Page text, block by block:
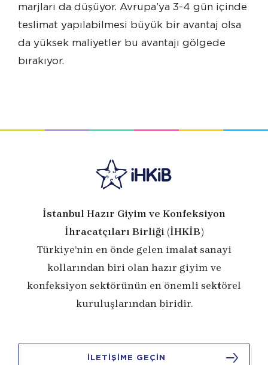
marjları da düşüyor. Avrupa’ya 3-4 gün içinde
teslimat yapılabilmesi büyük bir avantaj olsa
da yüksek maliyetler bu avantajı gölgede
bırakıyor.
İstanbul Hazır Giyim ve Konfeksiyon
İhracatçıları Birliği (İHKİB)
Türkiye’nin en önde gelen imalat sanayi
kollarından biri olan hazır giyim ve
konfeksiyon sektörünün en önemli sektörel
kuruluşlarından biridir.
İLETİŞİME GEÇİN